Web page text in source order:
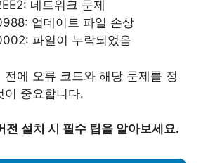
네트워크 문제
업데이트 파일 손상
파일이 누락되었음
전에 오류 코드와 해당 문제를 정
이 중요합니다.
전 설치 시 필수 팁을 알아보세요.